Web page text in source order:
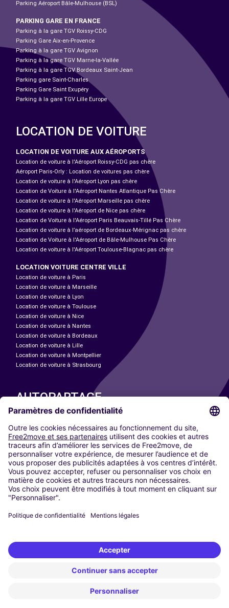
Parking Aéroport Bâle-Mulhouse (BSL)
PARKING GARE EN FRANCE
Parking à la gare TGV Roissy-CDG
Parking Gare Aix-en-Provence
Parking à la gare TGV Avignon
Parking à la gare TGV Marne-la-Vallée
Parking à la gare TGV Bordeaux Saint-Jean
Parking gare Saint-Charles
Parking Gare Saint Exupéry
Parking à la gare TGV Lille Europe
LOCATION DE VOITURE
LOCATION DE VOITURE AUX AÉROPORTS
Location de voiture à l'Aéroport Roissy-CDG pas chère
Aéroport Paris-Orly : Location de voitures pas chère
Location de voiture à l'Aéroport Lyon pas chère
Location de Voiture à l'Aéroport Nantes Atlantique Pas Chère
Location de voiture à l'Aéroport Marseille pas chère
Location de voiture à l'Aéroport de Nice pas chère
Location de Voiture à l'Aéroport Paris Beauvais-Tillé Pas Chère
Location de voiture à l’aéroport de Bordeaux-Mérignac pas chère
Location de Voiture à l'Aéroport de Bâle-Mulhouse Pas Chère
Location de voiture à l'Aéroport Toulouse-Blagnac pas chère
LOCATION VOITURE CENTRE VILLE
Location de voiture à Paris
Location de voiture à Marseille
Location de voiture à Lyon
Location de voiture à Toulouse
Location de voiture à Nice
Location de voiture à Nantes
Location de voiture à Bordeaux
Location de voiture à Lille
Location de voiture à Montpellier
Location de voiture à Strasbourg
AUTOPARTAGE
Paris
Madrid
Washington DC
Milan
Rome
Turin
Vienne
Berlin
Düsseldorf